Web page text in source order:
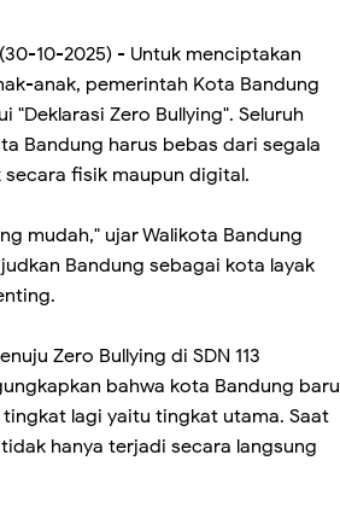
(30-10-2025) - Untuk menciptakan
anak, pemerintah Kota Bandung
"Deklarasi Zero Bullying". Seluruh
Bandung harus bebas dari segala
fisik maupun digital.
mudah," ujar Walikota Bandung
Bandung sebagai kota layak
Zero Bullying di SDN 113
bahwa kota Bandung baru
lagi yaitu tingkat utama. Saat
hanya terjadi secara langsung